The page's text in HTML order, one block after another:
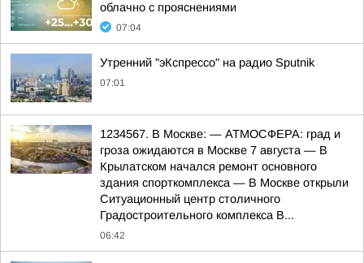
облачно с прояснениями
07:04
Утренний "эКспрессо" на радио Sputnik
07:01
1234567. В Москве: — АТМОСФЕРА: град и
гроза ожидаются в Москве 7 августа — В
Крылатском начался ремонт основного
здания спорткомплекса — В Москве открыли
Ситуационный центр столичного
Градостроительного комплекса В...
06:42